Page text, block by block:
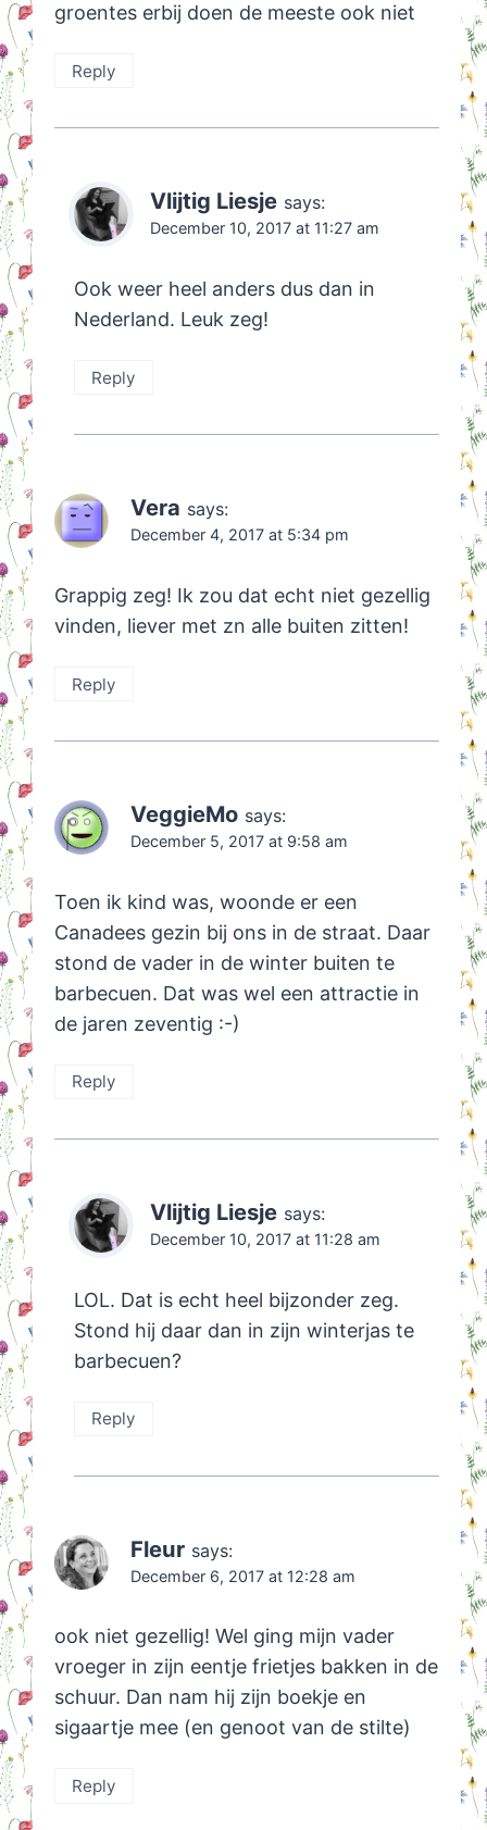
groentes erbij doen de meeste ook niet
Reply
Vlijtig Liesje says:
December 10, 2017 at 11:27 am
Ook weer heel anders dus dan in
Nederland. Leuk zeg!
Reply
Vera says:
December 4, 2017 at 5:34 pm
Grappig zeg! Ik zou dat echt niet gezellig
vinden, liever met zn alle buiten zitten!
Reply
VeggieMo says:
December 5, 2017 at 9:58 am
Toen ik kind was, woonde er een
Canadees gezin bij ons in de straat. Daar
stond de vader in de winter buiten te
barbecuen. Dat was wel een attractie in
de jaren zeventig :-)
Reply
Vlijtig Liesje says:
December 10, 2017 at 11:28 am
LOL. Dat is echt heel bijzonder zeg.
Stond hij daar dan in zijn winterjas te
barbecuen?
Reply
Fleur says:
December 6, 2017 at 12:28 am
ook niet gezellig! Wel ging mijn vader
vroeger in zijn eentje frietjes bakken in de
schuur. Dan nam hij zijn boekje en
sigaartje mee (en genoot van de stilte)
Reply